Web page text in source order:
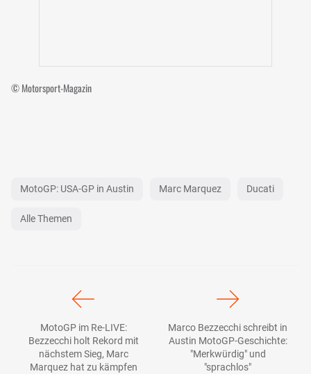
© Motorsport-Magazin
MotoGP: USA-GP in Austin Marc Marquez Ducati
Alle Themen
MotoGP im Re-LIVE:
Bezzecchi holt Rekord mit
nächstem Sieg, Marc
Marquez hat zu kämpfen
Marco Bezzecchi schreibt in
Austin MotoGP-Geschichte:
"Merkwürdig" und
"sprachlos"